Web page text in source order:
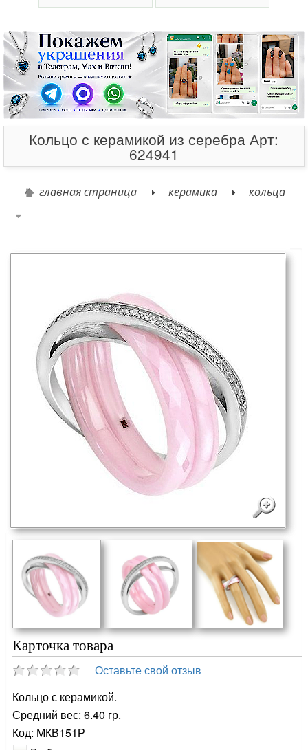
Кольцо с керамикой из серебра Арт:
624941
главная страница керамика кольца
Карточка товара
Оставьте свой отзыв
Кольцо с керамикой.
Средний вес: 6.40 гр.
Код: МКВ151Р